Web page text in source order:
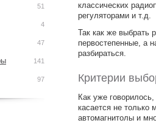
классических
регуляторами и т.д.
Так как же выбрать
первостепенные, а
разбираться.
Критерии
Как уже
касается не
автомагнитолы и
51
4
47
141
97